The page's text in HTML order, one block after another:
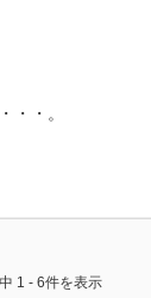
・・。
1 - 6件を表示